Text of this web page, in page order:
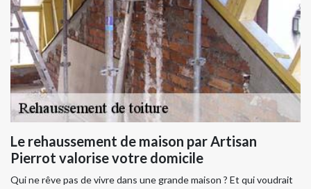
Le rehaussement de maison par Artisan
Pierrot valorise votre domicile
Qui ne rêve pas de vivre dans une grande maison ? Et qui voudrait